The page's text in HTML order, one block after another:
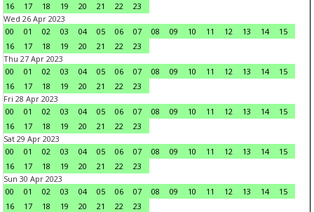
16
17 18 19 20 21 22
23
Wed 26 Apr 2023
00
01 02 03 04 05 06 07 08 09 10 11 12 13 14
15
16
17 18 19 20 21 22
23
Thu 27 Apr 2023
00
01 02 03 04 05 06 07 08 09 10 11 12 13 14
15
16
17 18 19 20 21 22
23
Fri 28 Apr 2023
00
01 02 03 04 05 06 07 08 09 10 11 12 13 14
15
16
17 18 19 20 21 22
23
Sat 29 Apr 2023
00
01 02 03 04 05 06 07 08 09 10 11 12 13 14
15
16
17 18 19 20 21 22
23
Sun 30 Apr 2023
00
01 02 03 04 05 06 07 08 09 10 11 12 13 14
15
16
17 18 19 20 21 22
23